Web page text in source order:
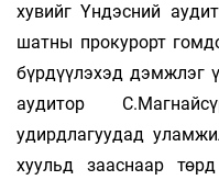
хувийг Үндэсний
шатны прокурорт
бүрдүүлэхэд дэмжлэг
аудитор
удирдлагуудад
хуульд зааснаар